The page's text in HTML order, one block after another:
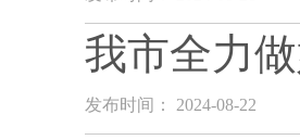
我市全力
发布时间： 2024-08-22